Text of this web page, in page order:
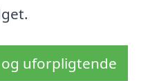
uforpligtende